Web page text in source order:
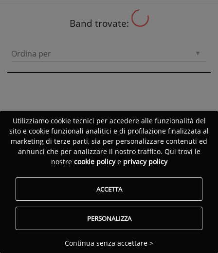
Band trovate:
Ordina per
Utilizziamo cookie tecnici per accedere alle funzionalità del
sito e cookie funzionali analitici e di profilazione finalizzata al
marketing di terze parti, sia per personalizzare contenuti ed
annunci che per analizzare il nostro traffico. Qui trovi le
nostre cookie policye privacy policy
ACCETTA
PERSONALIZZA
Continua senza accettare >